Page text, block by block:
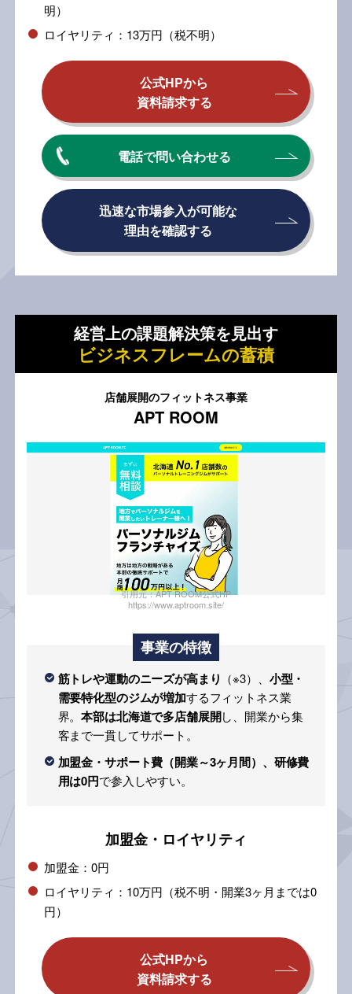
明）
ロイヤリティ：13万円（税不明）
公式HPから
資料請求する
電話で問い合わせる
迅速な市場参入が可能な
理由を確認する
経営上の課題解決策を見出す
ビジネスフレームの蓄積
店舗展開のフィットネス事業
APT ROOM
引用元：APT ROOM公式HP
https://www.aptroom.site/
事業の特徴
筋トレや運動のニーズが高まり （※3）、 小型・
需要特化型のジムが増加するフィットネス業
界。本部は北海道で多店舗展開し、開業から集
客まで一貫してサポート。
加盟金・サポート費（開業～3ヶ月間）、研修費
用は0円で参入しやすい。
加盟金・ロイヤリティ
加盟金：0円
ロイヤリティ：10万円（税不明・開業3ヶ月までは0
円）
公式HPから
資料請求する